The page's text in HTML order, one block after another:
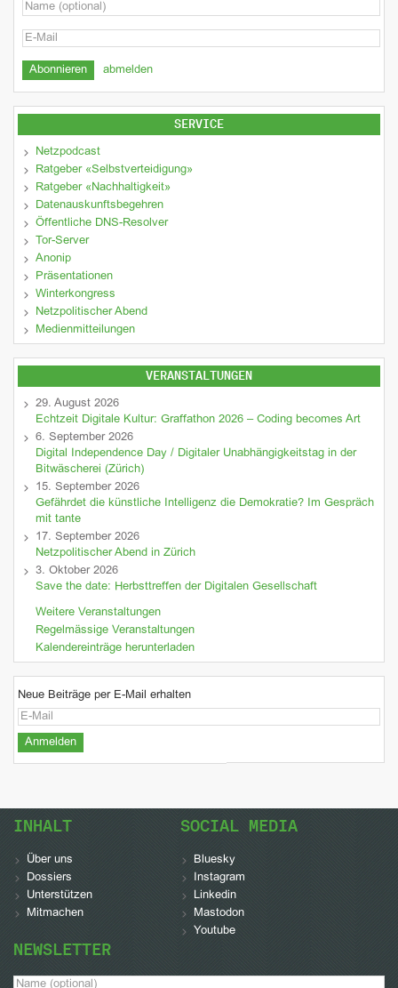
abmelden
SERVICE
Netzpodcast
Ratgeber «Selbstverteidigung»
Ratgeber «Nachhaltigkeit»
Datenauskunftsbegehren
Öffentliche DNS-Resolver
Tor-Server
Anonip
Präsentationen
Winterkongress
Netzpolitischer Abend
Medienmitteilungen
VERANSTALTUNGEN
29. August 2026
Echtzeit Digitale Kultur: Graffathon 2026 – Coding becomes Art
6. September 2026
Digital Independence Day / Digitaler Unabhängigkeitstag in der
Bitwäscherei (Zürich)
15. September 2026
Gefährdet die künstliche Intelligenz die Demokratie? Im Gespräch
mit tante
17. September 2026
Netzpolitischer Abend in Zürich
3. Oktober 2026
Save the date: Herbsttreffen der Digitalen Gesellschaft
Weitere Veranstaltungen
Regelmässige Veranstaltungen
Kalendereinträge herunterladen
Neue Beiträge per E-Mail erhalten
INHALT
Über uns
Dossiers
Unterstützen
Mitmachen
SOCIAL MEDIA
Bluesky
Instagram
Linkedin
Mastodon
Youtube
NEWSLETTER